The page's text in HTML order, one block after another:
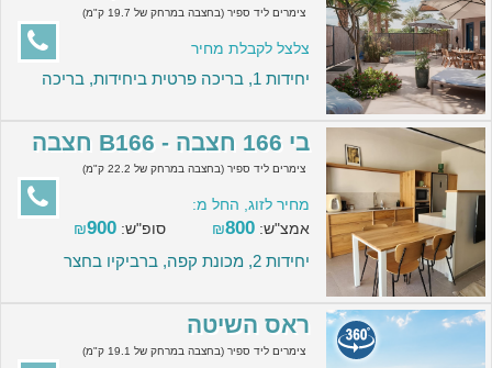
צימרים ליד ספיר (בחצבה במרחק של 19.7 ק"מ)
צלצל לקבלת מחיר
יחידות 1, בריכה פרטית ביחידות, בריכה
בי 166 חצבה - B166 חצבה
צימרים ליד ספיר (בחצבה במרחק של 22.2 ק"מ)
מחיר לזוג, החל מ:
אמצ"ש:
₪800 סופ"ש: ₪900
יחידות 2, מכונת קפה, ברביקיו בחצר
ראס השיטה
צימרים ליד ספיר (בחצבה במרחק של 19.1 ק"מ)